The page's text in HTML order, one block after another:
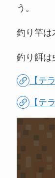
う。
釣り竿は
釣り餌は
【テ
【テ